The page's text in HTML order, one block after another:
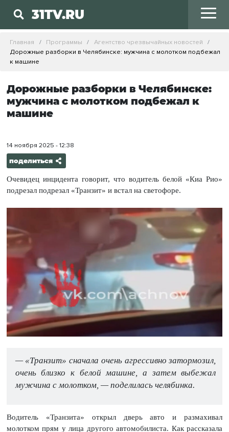
31TV.RU
Главная Программы
Агентство чрезвычайных новостей
Дорожные разборки в Челябинске: мужчина с молотком подбежал
к машине
Дорожные разборки в Челябинске:
мужчина с молотком подбежал к
машине
14 ноября 2025 - 12:38
поделиться
Очевидец инцидента говорит, что водитель белой «Киа Рио»
подрезал подрезал «Транзит» и встал на светофоре.
— «Транзит» сначала очень агрессивно затормозил,
очень близко к белой машине, а затем выбежал
мужчина с молотком, — поделилась челябинка.
Водитель «Транзита» открыл дверь авто и размахивал
молотком прям у лица другого автомобилиста. Как рассказала